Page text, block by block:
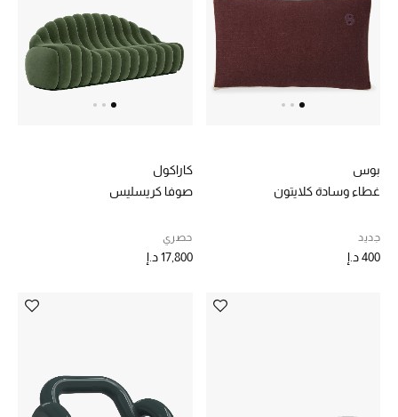
بوس
غطاء وسادة كلايتون
جديد
400 د.إ
كاراكول
صوفا كريسليس
حصري
17,800 د.إ